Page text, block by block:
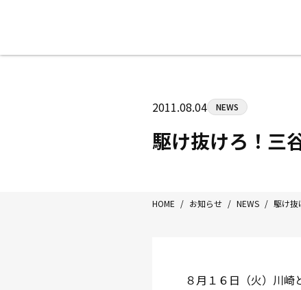
Tel/Fax：042-622-7222
2011.08.04 NEWS
駆け抜けろ！三
HOME / お知らせ / NEWS / 駆け抜
８月１６日（火）川